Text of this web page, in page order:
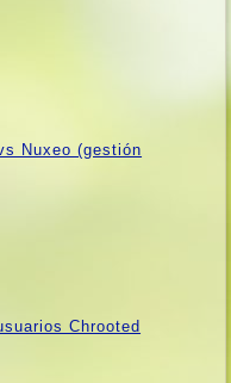
Nuxeo (gestión
Chrooted